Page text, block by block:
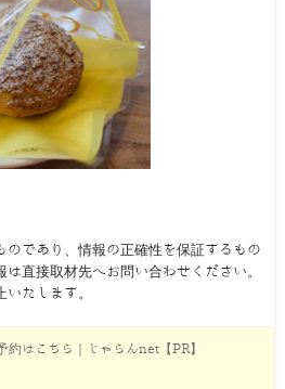
であり、情報の正確性を保証するもの
直接取材先へお問い合わせください。
たします。
約はこちら｜じゃらんnet【PR】